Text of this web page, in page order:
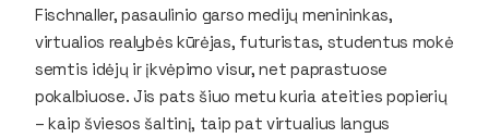
Fischnaller, pasaulinio garso medijų menininkas,
virtualios realybės kūrėjas, futuristas, studentus mokė
semtis idėjų ir įkvėpimo visur, net paprastuose
pokalbiuose. Jis pats šiuo metu kuria ateities popierių
– kaip šviesos šaltinį, taip pat virtualius langus